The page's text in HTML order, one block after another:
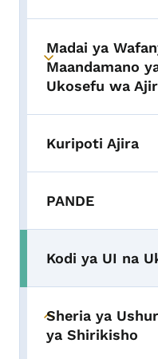
Toggle
Madai ya
Maandamano
Ukosefu wa
Kuripoti Ajira
PANDE
Kodi ya UI na
Toggle
Sheria ya
ya Shirikisho